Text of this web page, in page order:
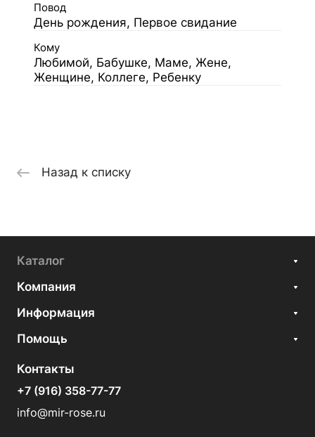
Повод
День рождения, Первое свидание
Кому
Любимой, Бабушке, Маме, Жене,
Женщине, Коллеге, Ребенку
Назад к списку
Каталог
Компания
Информация
Помощь
Контакты
+7 (916) 358-77-77
info@mir-rose.ru